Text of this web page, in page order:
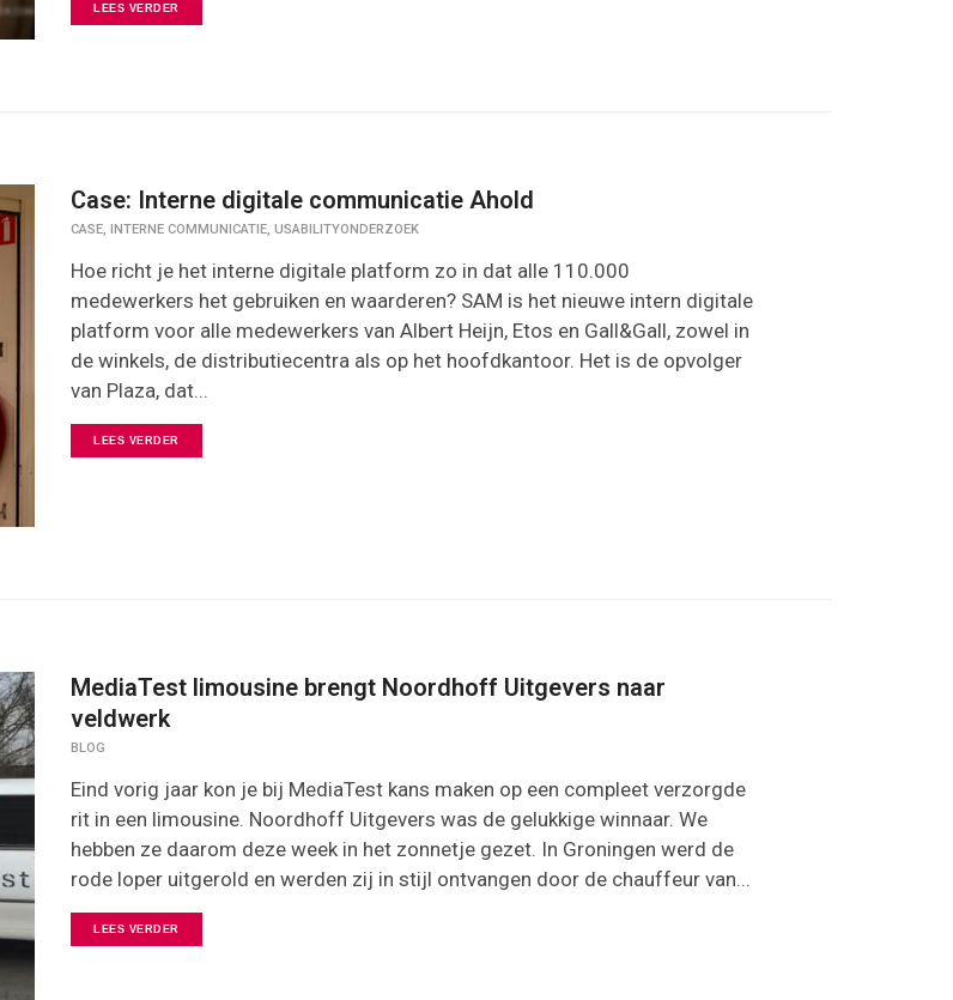
LEES VERDER
Case: Interne digitale communicatie Ahold
CASE, INTERNE COMMUNICATIE, USABILITYONDERZOEK
Hoe richt je het interne digitale platform zo in dat alle 110.000
medewerkers het gebruiken en waarderen? SAM is het nieuwe intern digitale
platform voor alle medewerkers van Albert Heijn, Etos en Gall&Gall, zowel in
de winkels, de distributiecentra als op het hoofdkantoor. Het is de opvolger
van Plaza, dat...
LEES VERDER
MediaTest limousine brengt Noordhoff Uitgevers naar
veldwerk
BLOG
Eind vorig jaar kon je bij MediaTest kans maken op een compleet verzorgde
rit in een limousine. Noordhoff Uitgevers was de gelukkige winnaar. We
hebben ze daarom deze week in het zonnetje gezet. In Groningen werd de
rode loper uitgerold en werden zij in stijl ontvangen door de chauffeur van...
LEES VERDER